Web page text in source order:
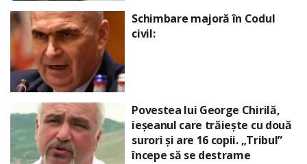
Schimbare majoră în Codul
civil:
Povestea lui George Chirilă,
ieșeanul care trăiește cu două
surori și are 16 copii. „Tribul”
începe să se destrame